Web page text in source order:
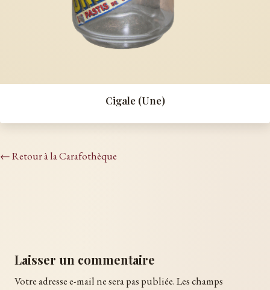
Cigale (Une)
← Retour à la Carafothèque
Laisser un commentaire
Votre adresse e-mail ne sera pas publiée.Les champs